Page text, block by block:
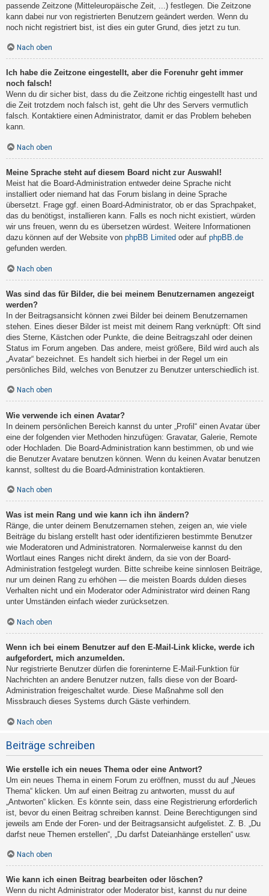
passende Zeitzone (Mitteleuropäische Zeit, ...) festlegen. Die Zeitzone
kann dabei nur von registrierten Benutzern geändert werden. Wenn du
noch nicht registriert bist, ist dies ein guter Grund, dies jetzt zu tun.
Nach oben
Ich habe die Zeitzone eingestellt, aber die Forenuhr geht immer
noch falsch!
Wenn du dir sicher bist, dass du die Zeitzone richtig eingestellt hast und
die Zeit trotzdem noch falsch ist, geht die Uhr des Servers vermutlich
falsch. Kontaktiere einen Administrator, damit er das Problem beheben
kann.
Nach oben
Meine Sprache steht auf diesem Board nicht zur Auswahl!
Meist hat die Board-Administration entweder deine Sprache nicht
installiert oder niemand hat das Forum bislang in deine Sprache
übersetzt. Frage ggf. einen Board-Administrator, ob er das Sprachpaket,
das du benötigst, installieren kann. Falls es noch nicht existiert, würden
wir uns freuen, wenn du es übersetzen würdest. Weitere Informationen
dazu können auf der Website von phpBB Limited oder auf phpBB.de
gefunden werden.
Nach oben
Was sind das für Bilder, die bei meinem Benutzernamen angezeigt
werden?
In der Beitragsansicht können zwei Bilder bei deinem Benutzernamen
stehen. Eines dieser Bilder ist meist mit deinem Rang verknüpft: Oft sind
dies Sterne, Kästchen oder Punkte, die deine Beitragszahl oder deinen
Status im Forum angeben. Das andere, meist größere, Bild wird auch als
„Avatar“ bezeichnet. Es handelt sich hierbei in der Regel um ein
persönliches Bild, welches von Benutzer zu Benutzer unterschiedlich ist.
Nach oben
Wie verwende ich einen Avatar?
In deinem persönlichen Bereich kannst du unter „Profil“ einen Avatar über
eine der folgenden vier Methoden hinzufügen: Gravatar, Galerie, Remote
oder Hochladen. Die Board-Administration kann bestimmen, ob und wie
die Benutzer Avatare benutzen können. Wenn du keinen Avatar benutzen
kannst, solltest du die Board-Administration kontaktieren.
Nach oben
Was ist mein Rang und wie kann ich ihn ändern?
Ränge, die unter deinem Benutzernamen stehen, zeigen an, wie viele
Beiträge du bislang erstellt hast oder identifizieren bestimmte Benutzer
wie Moderatoren und Administratoren. Normalerweise kannst du den
Wortlaut eines Ranges nicht direkt ändern, da sie von der Board-
Administration festgelegt wurden. Bitte schreibe keine sinnlosen Beiträge,
nur um deinen Rang zu erhöhen — die meisten Boards dulden dieses
Verhalten nicht und ein Moderator oder Administrator wird deinen Rang
unter Umständen einfach wieder zurücksetzen.
Nach oben
Wenn ich bei einem Benutzer auf den E-Mail-Link klicke, werde ich
aufgefordert, mich anzumelden.
Nur registrierte Benutzer dürfen die foreninterne E-Mail-Funktion für
Nachrichten an andere Benutzer nutzen, falls diese von der Board-
Administration freigeschaltet wurde. Diese Maßnahme soll den
Missbrauch dieses Systems durch Gäste verhindern.
Nach oben
Beiträge schreiben
Wie erstelle ich ein neues Thema oder eine Antwort?
Um ein neues Thema in einem Forum zu eröffnen, musst du auf „Neues
Thema“ klicken. Um auf einen Beitrag zu antworten, musst du auf
„Antworten“ klicken. Es könnte sein, dass eine Registrierung erforderlich
ist, bevor du einen Beitrag schreiben kannst. Deine Berechtigungen sind
jeweils am Ende der Foren- und der Beitragsansicht aufgelistet. Z. B. „Du
darfst neue Themen erstellen“, „Du darfst Dateianhänge erstellen“ usw.
Nach oben
Wie kann ich einen Beitrag bearbeiten oder löschen?
Wenn du nicht Administrator oder Moderator bist, kannst du nur deine